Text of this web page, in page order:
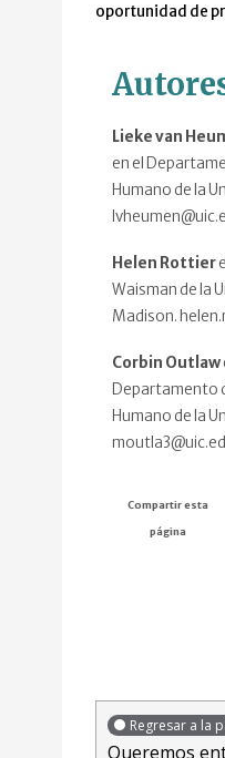
oportunidad de
Lieke van
en el
Humano de la
Helen Rottier
Waisman de la
Madison.
Corbin Outlaw
Departamento
Humano de la
Compartir esta
página
Regresar a la
Queremos